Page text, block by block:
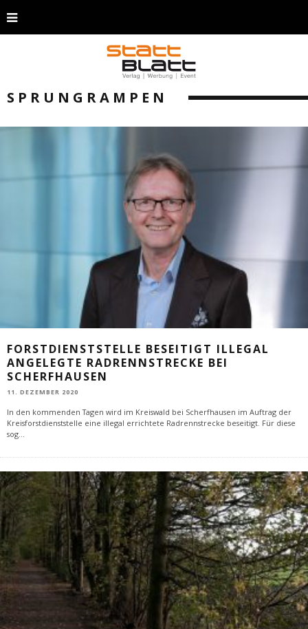
SPRUNGRAMPEN
FORSTDIENSTSTELLE BESEITIGT ILLEGAL
ANGELEGTE RADRENNSTRECKE BEI
SCHERFHAUSEN
11. DEZEMBER 2020
In den kommenden Tagen wird im Kreiswald bei Scherfhausen im Auftrag der
Kreisforstdienststelle eine illegal errichtete Radrennstrecke beseitigt. Für diese
sog...